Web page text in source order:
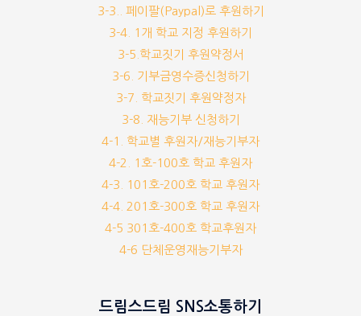
3-3.. 페이팔(Paypal)로 후원하기
3-4. 1개 학교 지정 후원하기
3-5.학교짓기 후원약정서
3-6. 기부금영수증신청하기
3-7. 학교짓기 후원약정자
3-8. 재능기부 신청하기
4-1. 학교별 후원자/재능기부자
4-2. 1호-100호 학교 후원자
4-3. 101호-200호 학교 후원자
4-4. 201호-300호 학교 후원자
4-5 301호-400호 학교후원자
4-6 단체운영재능기부자
드림스드림 SNS소통하기